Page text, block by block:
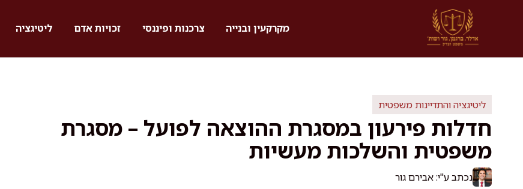
מקרקעין ובנייה צרכנות ופיננסי זכויות אדם ליטיגציה
ליטיגציה והתדיינות משפטית
חדלות פירעון במסגרת ההוצאה לפועל – מסגרת
משפטית והשלכות מעשיות
נכתב ע"י: אבירם גור